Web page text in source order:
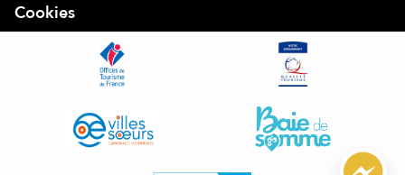
Cookies